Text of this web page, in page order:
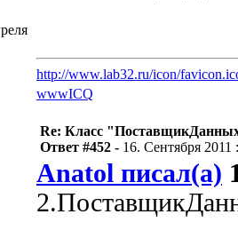
http://www.lab32.ru/icon/
wwwICQ
Re: Класс
Ответ #452 - 16. Сентября 2011
Anatol писал(а)